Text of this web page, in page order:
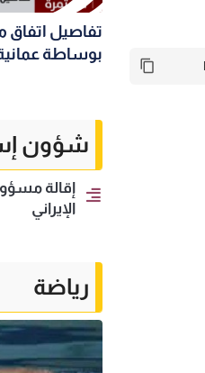
تفاصيل اتفاق
بوساطة
شؤون
إقالة
الإيراني
رياضة